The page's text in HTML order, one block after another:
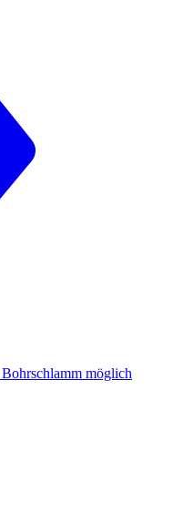
möglich